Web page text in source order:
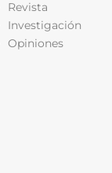
Revista
Investigación
Opiniones